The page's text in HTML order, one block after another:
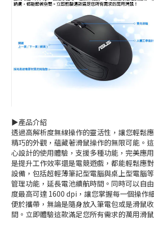
▶️產品介紹
透過高解析度無線操作的靈活性，讓您輕鬆
精巧的外觀，蘊藏著滑鼠操作的無限可能。
心設計的使用體驗，支援多種功能，完美應
是提升工作效率還是電競遊戲，都能輕鬆應
設備，包括超輕薄筆記型電腦與桌上型電腦
管理功能，延長電池續航時間。同時可以自
度最高可達 1600 dpi，讓您掌握每一個操作
便於攜帶，無論是隨身放入筆電包或是滑鼠
間。立即體驗這款滿足您所有需求的萬用滑